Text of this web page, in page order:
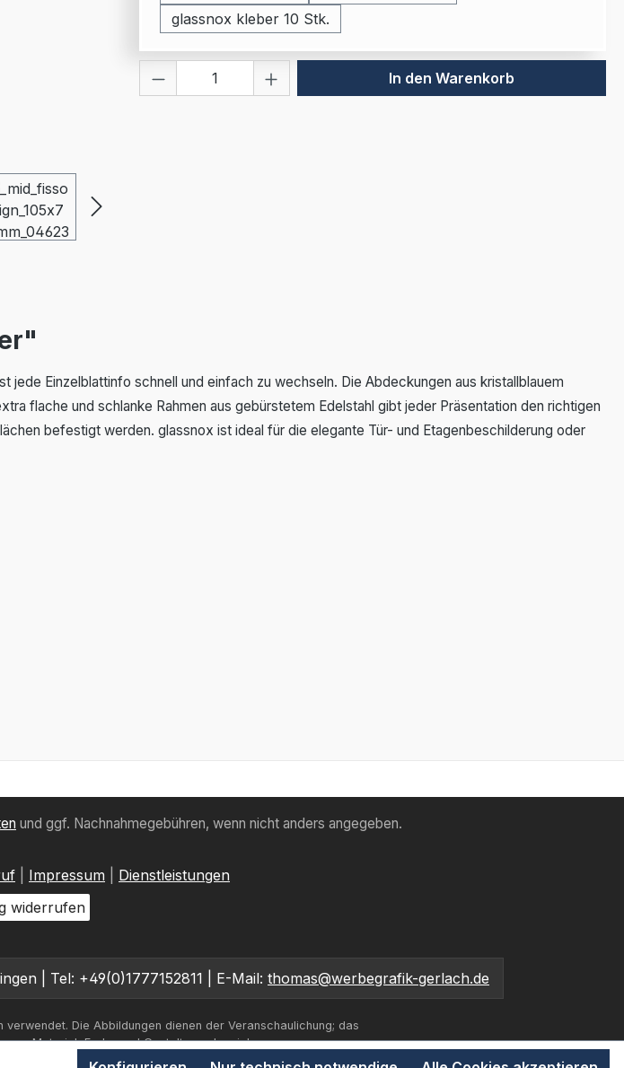
glassnox kleber 10 Stk.
Produkt Anzahl: Gib den gewünschten Wert
In den Warenkorb
Einzelblattinfo schnell und einfach zu wechseln. Die Abdeckungen aus kristallblauem
flache und schlanke Rahmen aus gebürstetem Edelstahl gibt jeder Präsentation den richtigen
befestigt werden. glassnox ist ideal für die elegante Tür- und Etagenbeschilderung oder
und ggf. Nachnahmegebühren, wenn nicht anders angegeben.
Impressum
Dienstleistungen
widerrufen
| Tel: +49(0)1777152811 | E-Mail: thomas@werbegrafik-gerlach.de
Die Abbildungen dienen der Veranschaulichung; das
Material, Farbe und Gestaltung abweichen.